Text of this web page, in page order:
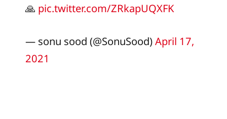
🙏 pic.twitter.com/ZRkapUQXFK
— sonu sood (@SonuSood)April 17,
2021